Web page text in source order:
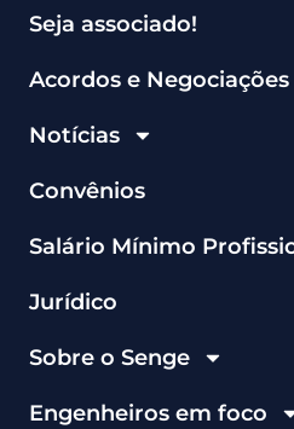
Seja associado!
Acordos e
Notícias
Convênios
Salário Mínimo
Jurídico
Sobre o Senge
Engenheiros em foco